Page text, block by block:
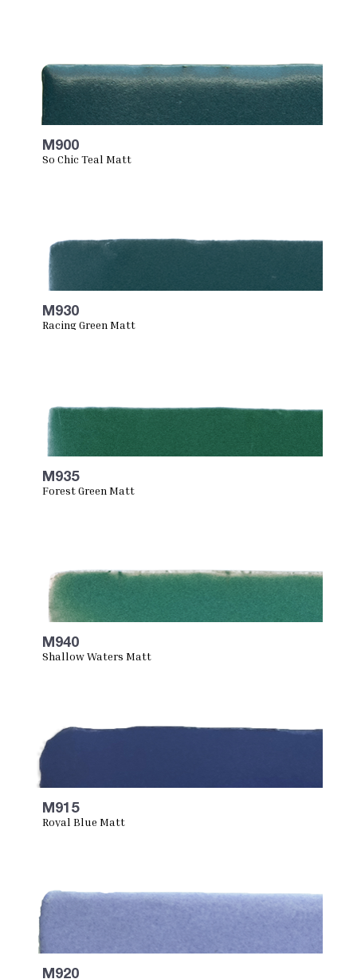
M900
So Chic Teal Matt
M930
Racing Green Matt
M935
Forest Green Matt
M940
Shallow Waters Matt
M915
Royal Blue Matt
M920